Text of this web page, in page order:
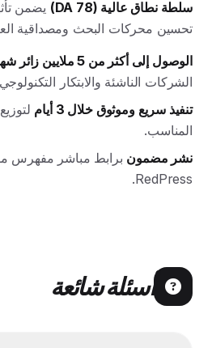
سلطة نطاق عالية (DA 78)
يضمن
تحسين محركات البحث ومصداقية
الوصول إلى أكثر من 5 ملايين زائر شهريًا
الشركات الناشئة والابتكار
تنفيذ سريع وموثوق خلال 3 أيام
المناسب.
نشر مضمون برابط مباشر مفهرس
RedPress.
أسئلة شائعة